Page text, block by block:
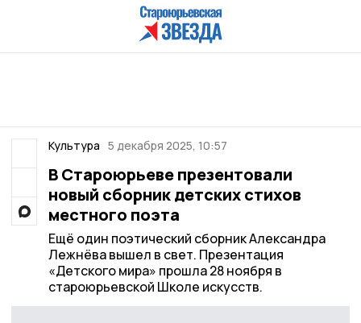
Культура 5 декабря 2025, 10:57
В Староюрьеве презентовали
новый сборник детских стихов
местного поэта
Ещё один поэтический сборник Александра
Лежнёва вышел в свет. Презентация
«Детского мира» прошла 28 ноября в
староюрьевской Школе искусств.